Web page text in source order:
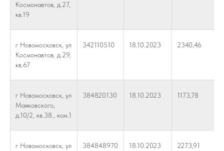
Космонавтов, д.27,
кв.19
г Новомосковск, ул
Космонавтов, д.29,
кв.67
342110510 18.10.2023 2340,46
г Новомосковск, ул
Маяковского,
д.10/2, кв.38., ком.1
384820130 18.10.2023 1173,78
г Новомосковск, ул
384848970 18.10.2023 2273,91